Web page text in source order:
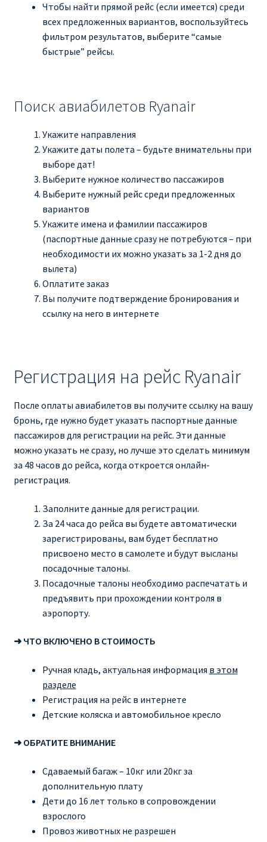
Чтобы найти прямой рейс (если имеется) среди
всех предложенных вариантов, воспользуйтесь
фильтром результатов, выберите “самые
быстрые” рейсы.
Поиск авиабилетов Ryanair
Укажите направления
Укажите даты полета – будьте внимательны при
выборе дат!
Выберите нужное количество пассажиров
Выберите нужный рейс среди предложенных
вариантов
Укажите имена и фамилии пассажиров
(паспортные данные сразу не потребуются – при
необходимости их можно указать за 1-2 дня до
вылета)
Оплатите заказ
Вы получите подтверждение бронирования и
ссылку на него в интернете
Регистрация на рейс Ryanair
После оплаты авиабилетов вы получите ссылку на вашу
бронь, где нужно будет указать паспортные данные
пассажиров для регистрации на рейс. Эти данные
можно указать не сразу, но лучше это сделать минимум
за 48 часов до рейса, когда откроется онлайн-
регистрация.
Заполните данные для регистрации.
За 24 часа до рейса вы будете автоматически
зарегистрированы, вам будет бесплатно
присвоено место в самолете и будут высланы
посадочные талоны.
Посадочные талоны необходимо распечатать и
предъявить при прохождении контроля в
аэропорту.
➜ ЧТО ВКЛЮЧЕНО В СТОИМОСТЬ
Ручная кладь, актуальная информация в этом
разделе
Регистрация на рейс в интернете
Детские коляска и автомобильное кресло
➜ ОБРАТИТЕ ВНИМАНИЕ
Сдаваемый багаж – 10кг или 20кг за
дополнительную плату
Дети до 16 лет только в сопровождении
взрослого
Провоз животных не разрешен